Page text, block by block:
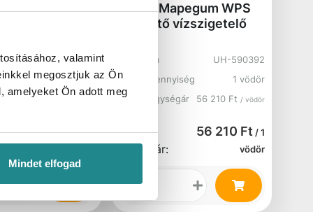
valamint
megosztjuk az Ön
amelyeket Ön adott meg
Mindet elfogad
Aquastop
UH-033837
1 vödör
47 500 Ft
47 500 Ft/ 1
Mapei Mapegum WPS
Kenhető vízszigetelő
Cikkszám
UH-590392
Kartonmennyiség
1 vödör
Bruttó egységár
56 210 Ft / vödör
Bruttó ár:
56 210 Ft/ 1
vödör